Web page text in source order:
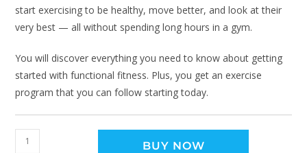
start exercising to be healthy, move better, and look at their
very best — all without spending long hours in a gym.
You will discover everything you need to know about getting
started with functional fitness. Plus, you get an exercise
program that you can follow starting today.
BUY NOW